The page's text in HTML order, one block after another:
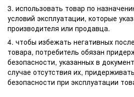
3. использовать товар по
условий эксплуатации, которые
производителя или продавца.
4. чтобы избежать негативных
товара, потребитель обязан
безопасности, указанных в
случае отсутствия их,
безопасности при эксплуатации